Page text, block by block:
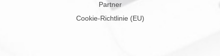
Partner
Cookie-Richtlinie (EU)